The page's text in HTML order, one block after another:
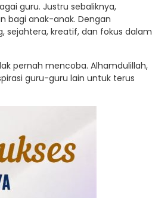
guru. Justru sebaliknya,
bagi anak-anak. Dengan
sejahtera, kreatif, dan fokus dalam
pernah mencoba. Alhamdulillah,
guru-guru lain untuk terus